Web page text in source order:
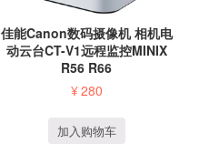
佳能Canon数码摄像机 相机电
动云台CT-V1远程监控MINIX
R56 R66
¥280
加入购物车